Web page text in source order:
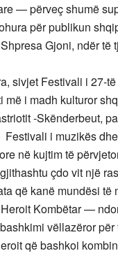
— përveç shumë
për publikun
Gjoni, ndër të
sivjet Festivali i 27-
më i madh kulturor
-Skënderbeut,
i muzikës
në kujtim të
çdo vit një
që kanë mundësi
Kombëtar —
vëllazëror
që bashkoi